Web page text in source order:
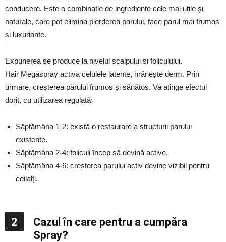
conducere. Este o combinatie de ingrediente cele mai utile și
naturale, care pot elimina pierderea parului, face parul mai frumos
și luxuriante.
Expunerea se produce la nivelul scalpului si foliculului.
Hair Megaspray activa celulele latente, hrănește derm. Prin
urmare, creșterea părului frumos și sănătos. Va atinge efectul
dorit, cu utilizarea regulată:
Săptămâna 1-2: există o restaurare a structurii parului
existente.
Săptămâna 2-4: foliculi încep să devină active.
Săptămâna 4-6: cresterea parului activ devine vizibil pentru
ceilalți.
2
Cazul în care pentru a cumpăra
Spray?